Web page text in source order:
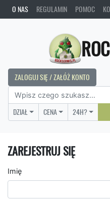
O NAS REGULAMIN POMOC
ZALOGUJ SIĘ / ZAŁÓŻ KONTO
DZIAŁ CENA 24H?
ZAREJESTRUJ SIĘ
Imię